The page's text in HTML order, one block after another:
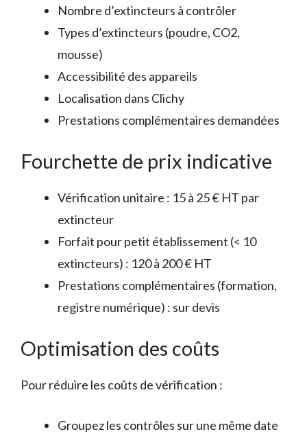
Nombre d’extincteurs à contrôler
Types d’extincteurs (poudre, CO2,
mousse)
Accessibilité des appareils
Localisation dans Clichy
Prestations complémentaires demandées
Fourchette de prix indicative
Vérification unitaire : 15 à 25 € HT par
extincteur
Forfait pour petit établissement (< 10
extincteurs) : 120 à 200 € HT
Prestations complémentaires (formation,
registre numérique) : sur devis
Optimisation des coûts
Pour réduire les coûts de vérification :
Groupez les contrôles sur une même date